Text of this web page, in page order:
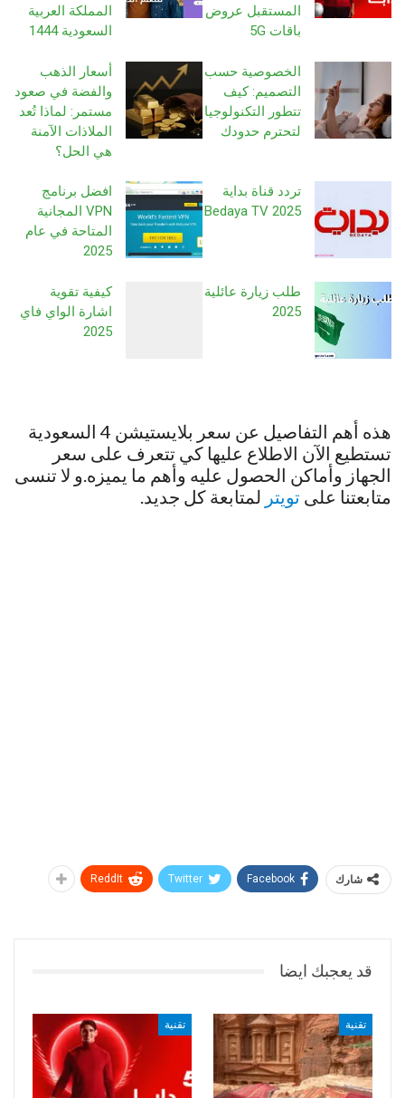
المستقبل عروض
باقات 5G
المملكة العربية
السعودية 1444
الخصوصية حسب
التصميم: كيف
تتطور التكنولوجيا
لتحترم حدودك
أسعار الذهب
والفضة في صعود
مستمر: لماذا تُعد
الملاذات الآمنة
هي الحل؟
تردد قناة بداية
Bedaya TV 2025
افضل برنامج
VPN المجانية
المتاحة في عام
2025
طلب زيارة عائلية
2025
كيفية تقوية
اشارة الواي فاي
2025
هذه أهم التفاصيل عن سعر بلايستيشن 4 السعودية
تستطيع الآن الاطلاع عليها كي تتعرف على سعر
الجهاز وأماكن الحصول عليه وأهم ما يميزه.و لا تنسى
متابعتنا على تويتر لمتابعة كل جديد.
شارك Facebook
Twitter
ReddIt
قد يعجبك ايضا
تقنية تقنية